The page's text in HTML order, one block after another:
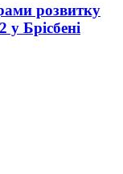
розвитку
у Брісбені